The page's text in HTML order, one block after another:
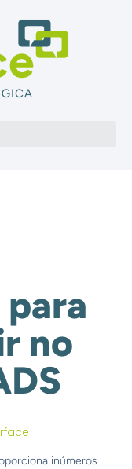
no
inúmeros